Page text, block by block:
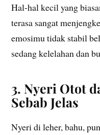
Hal-hal kecil yang
terasa sangat
emosimu tidak stabil
sedang kelelahan dan
3. Nyeri Otot
Sebab Jelas
Nyeri di leher, bahu,